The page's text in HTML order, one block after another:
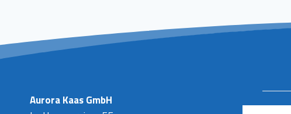
Aurora Kaas GmbH